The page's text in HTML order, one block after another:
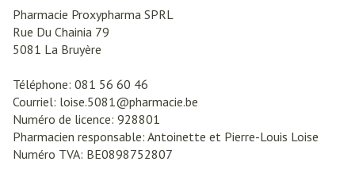
Pharmacie Proxypharma SPRL
Rue Du Chainia 79
5081 La Bruyère
Téléphone: 081 56 60 46
Courriel: loise.5081@pharmacie.be
Numéro de licence: 928801
Pharmacien responsable: Antoinette et Pierre-Louis Loise
Numéro TVA: BE0898752807